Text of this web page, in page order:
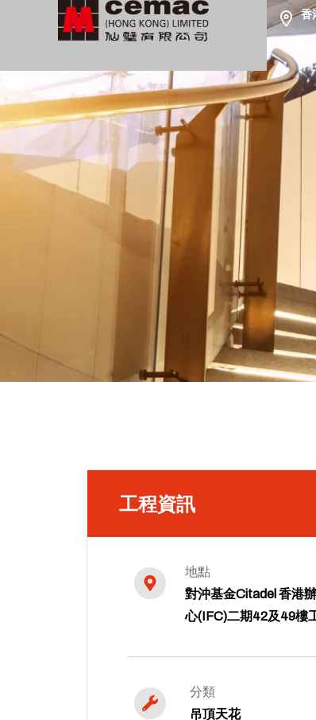
香
主頁
工程資訊
地點
對沖基金Citadel 香港
心(IFC)二期42及49樓
分類
吊頂天花